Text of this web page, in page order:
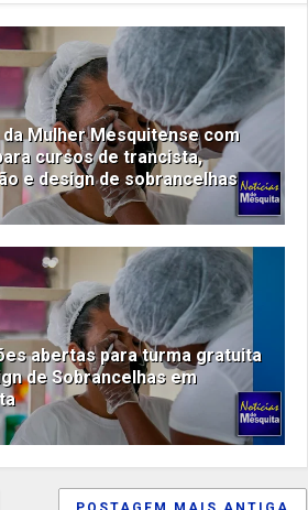
da Mulher Mesquitense com
cursos de trancista,
e design de sobrancelhas
abertas para turma gratuita
de Sobrancelhas em